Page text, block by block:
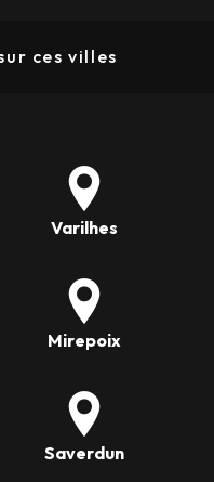
ces villes
Varilhes
Mirepoix
Saverdun